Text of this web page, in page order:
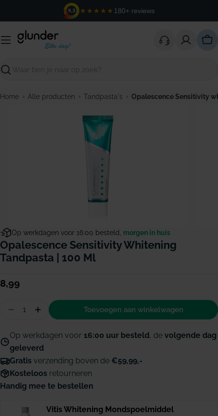
inhoud
9,3 ★★★★★ 180+ reviews
Zoeken
Home › Alle producten › Tandpasta's › Opalescence Sensitivity
Open media 0 in modaal venster
Op werkdagen voor 16:00 besteld, morgen in huis
Opalescence Sensitivity Whitening
Tandpasta | 100 Ml
Normale
8,99
Hoeveelheid
Aantal verminderen voor Opalescence
Hoeveelheid verhogen voor Opalescence
Toevoegen aan winkelwagen
Op werkdagen voor 16:00 uur besteld, de volgende dag
geleverd
Gratis verzending boven de €59,99,-
Kosteloos retourneren
Handig mee te bestellen
Vitis Whitening Mondspoelmiddel